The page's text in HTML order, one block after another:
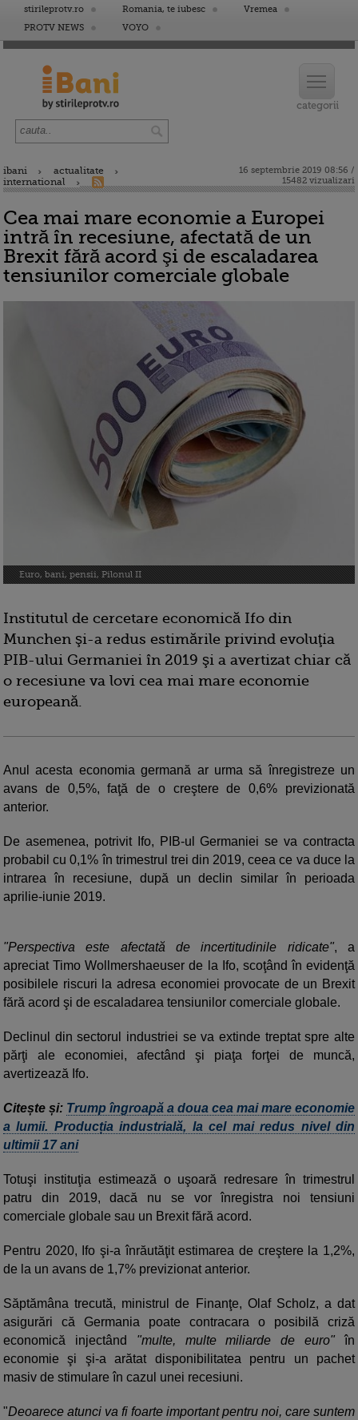
stirileprotv.ro Romania, te iubesc
Vremea
PROTV NEWS
VOYO
ibani
actualitate
international
16 septembrie 2019 08:56 /
15482 vizualizari
Cea mai mare economie a Europei
intră în recesiune, afectată de un
Brexit fără acord şi de escaladarea
tensiunilor comerciale globale
Euro, bani, pensii, Pilonul II
Institutul de cercetare economică Ifo din
Munchen şi-a redus estimările privind evoluţia
PIB-ului Germaniei în 2019 şi a avertizat chiar că
o recesiune va lovi cea mai mare economie
europeană.
Anul acesta economia germană ar urma să înregistreze un
avans de 0,5%, faţă de o creştere de 0,6% previzionată
anterior.
De asemenea, potrivit Ifo, PIB-ul Germaniei se va contracta
probabil cu 0,1% în trimestrul trei din 2019, ceea ce va duce la
intrarea în recesiune, după un declin similar în perioada
aprilie-iunie 2019.
"Perspectiva este afectată de incertitudinile ridicate", a
apreciat Timo Wollmershaeuser de la Ifo, scoţând în evidenţă
posibilele riscuri la adresa economiei provocate de un Brexit
fără acord şi de escaladarea tensiunilor comerciale globale.
Declinul din sectorul industriei se va extinde treptat spre alte
părţi ale economiei, afectând şi piaţa forţei de muncă,
avertizează Ifo.
Citește și: Trump îngroapă a doua cea mai mare economie
a lumii. Producția industrială, la cel mai redus nivel din
ultimii 17 ani
Totuşi instituţia estimează o uşoară redresare în trimestrul
patru din 2019, dacă nu se vor înregistra noi tensiuni
comerciale globale sau un Brexit fără acord.
Pentru 2020, Ifo şi-a înrăutăţit estimarea de creştere la 1,2%,
de la un avans de 1,7% previzionat anterior.
Săptămâna trecută, ministrul de Finanţe, Olaf Scholz, a dat
asigurări că Germania poate contracara o posibilă criză
economică injectând "multe, multe miliarde de euro" în
economie şi şi-a arătat disponibilitatea pentru un pachet
masiv de stimulare în cazul unei recesiuni.
"Deoarece atunci va fi foarte important pentru noi, care suntem